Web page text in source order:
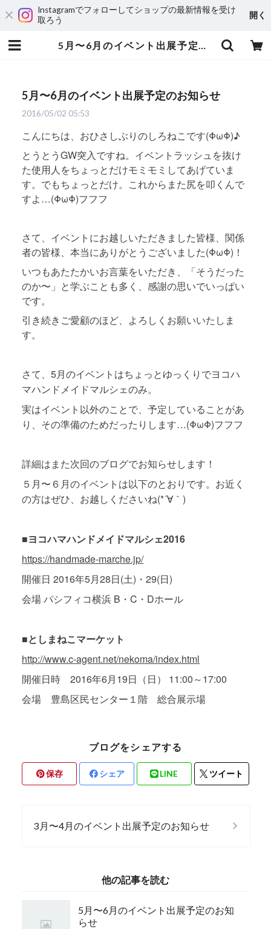
Instagramでフォローしてショップの最新情報を受け
取ろう
開く
5月〜6月のイベント出展予定のお知らせ | ネコソダテ 猫用首輪専門店～猫の首輪・迷子札・猫用品・猫雑貨～
5月〜6月のイベント出展予定のお知らせ
2016/05/02 05:53
こんにちは、おひさしぶりのしろねこです(ΦωΦ)♪
とうとうGW突入ですね。イベントラッシュを抜け
た使用人をちょっとだけモミモミしてあげていま
す。でもちょっとだけ。これからまた尻を叩くんで
すよ…(ΦωΦ)フフフ
さて、イベントにお越しいただきました皆様、関係
者の皆様、本当にありがとうございました(ΦωΦ)！
いつもあたたかいお言葉をいただき、「そうだった
のか〜」と学ぶことも多く、感謝の思いでいっぱい
です。
引き続きご愛顧のほど、よろしくお願いいたしま
す。
さて、5月のイベントはちょっとゆっくりでヨコハ
マハンドメイドマルシェのみ。
実はイベント以外のことで、予定していることがあ
り、その準備のためだったりします…(ΦωΦ)フフフ
詳細はまた次回のブログでお知らせします！
５月〜６月のイベントは以下のとおりです。お近く
の方はぜひ、お越しくださいね(*´∀｀)
■ヨコハマハンドメイドマルシェ2016
https://handmade-marche.jp/
開催日 2016年5月28日(土)・29(日)
会場 パシフィコ横浜 B・C・Dホール
■としまねこマーケット
http://www.c-agent.net/nekoma/index.html
開催日時 2016年6月19日（日） 11:00～17:00
会場 豊島区民センター１階 総合展示場
ブログをシェアする
保存 シェア LINE ツイート
3月〜4月のイベント出展予定のお知らせ
他の記事を読む
5月〜6月のイベント出展予定のお知
らせ